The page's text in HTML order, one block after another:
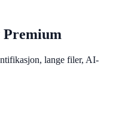
Premium
lange filer, AI-